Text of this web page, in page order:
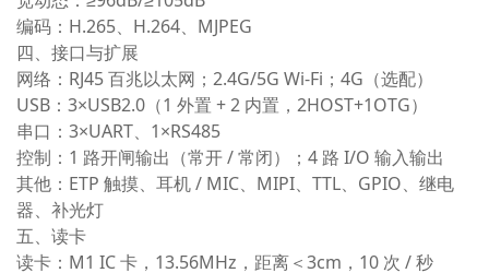
编码 ：H.265、H.264、MJPEG
四、接口与扩展
网络 ：RJ45 百兆以太网；2.4G/5G Wi‑Fi；4G（选配）
USB ：3×USB2.0（1 外置 + 2 内置，2HOST+1OTG）
串口 ：3×UART、1×RS485
控制 ：1 路开闸输出（常开 / 常闭）；4 路 I/O 输入输出
其他 ：ETP 触摸、耳机 / MIC、MIPI、TTL、GPIO、继电
器、补光灯
五、读卡
读卡 ：M1 IC 卡，13.56MHz，距离＜3cm，10 次 / 秒